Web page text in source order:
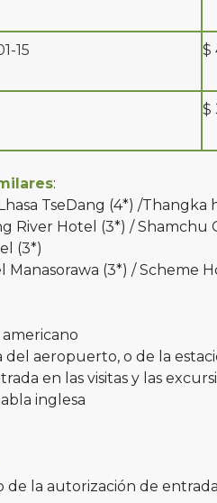
15 $
$
:
TseDang (4*) /Thangka
River Hotel (3*) /
(3*)
Manasorawa (3*) / Scheme
del aeropuerto, o de la
en las visitas y las
inglesa
de la autorización de